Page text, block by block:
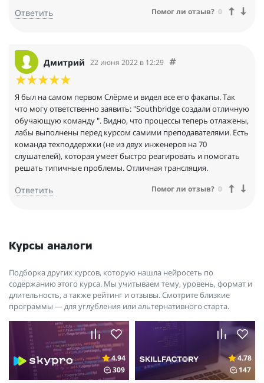
Ответить Помог ли отзыв? 0
Дмитрий 22 июня 2022 в 12:29
Я был на самом первом Слёрме и видел все его факапы. Так
что могу ответственно заявить: "Southbridge создали отличную
обучающую команду ". Видно, что процессы теперь отлажены,
лабы выполнены перед курсом самими преподавателями. Есть
команда техподдержки (не из двух инженеров на 70
слушателей), которая умеет быстро реагировать и помогать
решать типичные проблемы. Отличная трансляция.
Ответить Помог ли отзыв? 0
Курсы аналоги
Подборка других курсов, которую нашла нейросеть по
содержанию этого курса. Мы учитываем тему, уровень, формат и
длительность, а также рейтинг и отзывы. Смотрите близкие
программы — для углубления или альтернативного старта.
4.94
309
4.78
147